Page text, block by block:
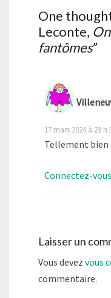
One
Leconte,
fantômes”
17 mars 2024 à 23 h
Tellement bien
Connectez-
Laisser un
Vous devez vous
commentaire.